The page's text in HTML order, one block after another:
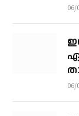
06/
06/